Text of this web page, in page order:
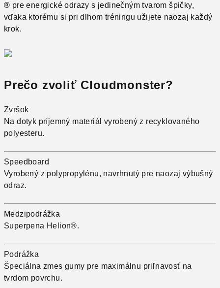
® pre energické odrazy s jedinečným tvarom špičky,
vďaka ktorému si pri dlhom tréningu užijete naozaj každý
krok.
Prečo zvoliť Cloudmonster?
Zvršok
Na dotyk príjemný materiál vyrobený z recyklovaného
polyesteru.
Speedboard
Vyrobený z polypropylénu, navrhnutý pre naozaj výbušný
odraz.
Medzipodrážka
Superpena Helion®.
Podrážka
Špeciálna zmes gumy pre maximálnu priľnavosť na
tvrdom povrchu.